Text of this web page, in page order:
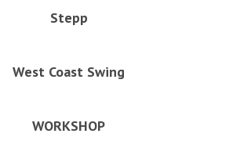
Stepp
West Coast Swing
WORKSHOP